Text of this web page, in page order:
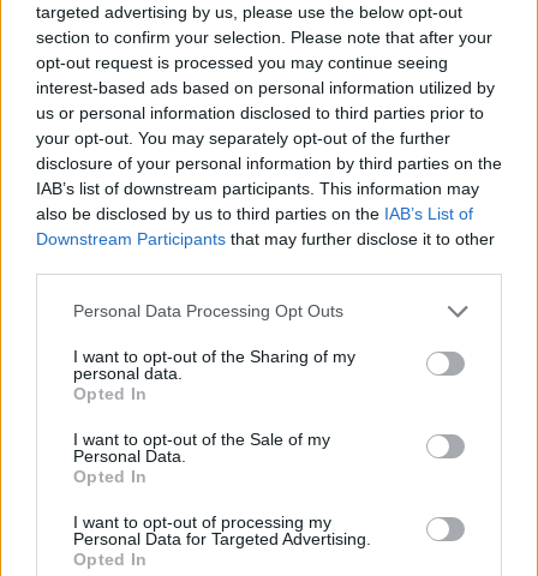
targeted advertising by us, please use the below opt-out
section to confirm your selection. Please note that after your
opt-out request is processed you may continue seeing
interest-based ads based on personal information utilized by
us or personal information disclosed to third parties prior to
your opt-out. You may separately opt-out of the further
disclosure of your personal information by third parties on the
IAB’s list of downstream participants. This information may
also be disclosed by us to third parties on the IAB’s List of
Downstream Participants that may further disclose it to other
Please note that this website/app uses one or more Google
not limited to your visit or usage behaviour. You may click to
grant or deny consent to Google and its third-party tags to
use your data for below specified purposes in below Google
consent section.
Personal Data Processing Opt Outs
I want to opt-out of the Sharing of my
personal data.
Opted In
I want to opt-out of the Sale of my
Personal Data.
Opted In
I want to opt-out of processing my
Personal Data for Targeted Advertising.
Opted In
Σχόλια
Σχολίασε εδώ
Υποβολή σχολίου
Πολιτική Απορρήτου&Όροι Χρήσηςτης Google.